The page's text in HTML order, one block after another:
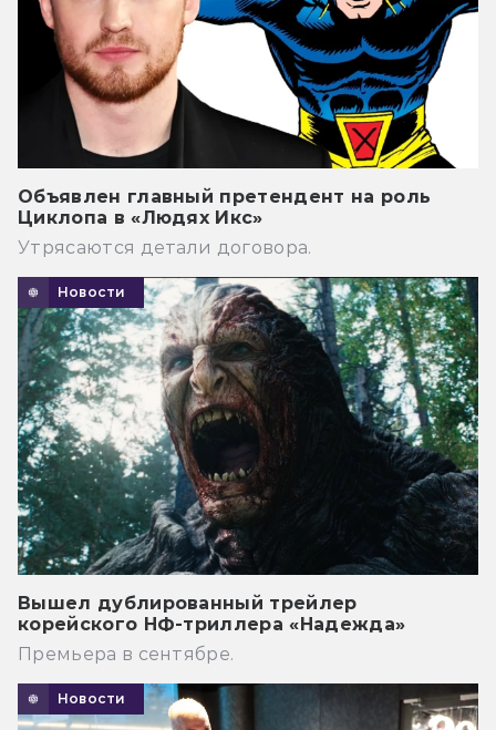
Объявлен главный претендент на роль
Циклопа в «Людях Икс»
Утрясаются детали договора.
Новости
Вышел дублированный трейлер
корейского НФ-триллера «Надежда»
Премьера в сентябре.
Новости